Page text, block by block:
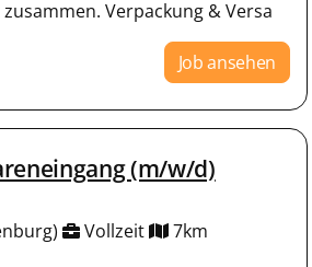
Verpackung & Versa
Job ansehen
(m/w/d)
Vollzeit 7km